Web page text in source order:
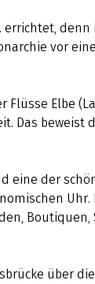
errichtet,
vor
Elbe
Das beweist
eine der
Uhr.
über